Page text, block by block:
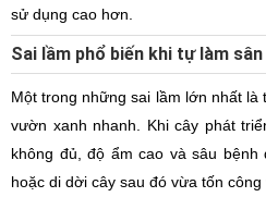
sử dụng cao hơn.
Sai lầm phổ biến khi tự làm
Một trong những sai lầm lớn nhất là
vườn xanh nhanh. Khi cây phát
không đủ, độ ẩm cao và sâu
hoặc di dời cây sau đó vừa tốn